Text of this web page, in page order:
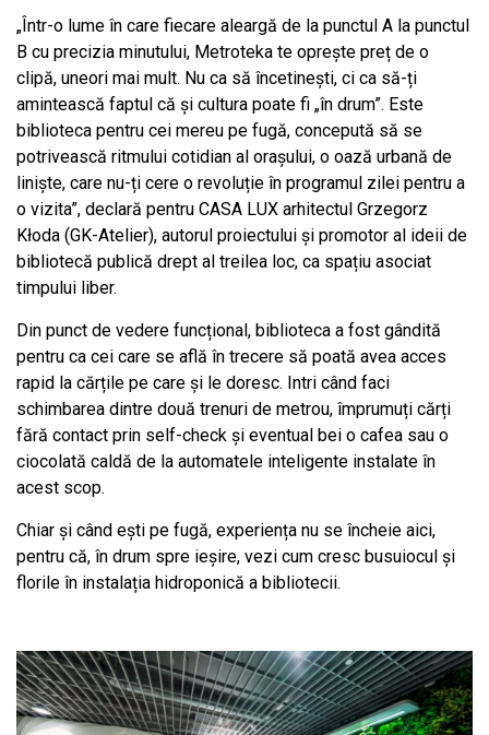
„Într-o lume în care fiecare aleargă de la punctul A la punctul
B cu precizia minutului, Metroteka te oprește preț de o
clipă, uneori mai mult. Nu ca să încetinești, ci ca să-ți
amintească faptul că și cultura poate fi „în drum”. Este
biblioteca pentru cei mereu pe fugă, concepută să se
potrivească ritmului cotidian al orașului, o oază urbană de
liniște, care nu-ți cere o revoluție în programul zilei pentru a
o vizita”, declară pentru CASA LUX arhitectul Grzegorz
Kłoda (GK-Atelier), autorul proiectului și promotor al ideii de
bibliotecă publică drept al treilea loc, ca spațiu asociat
timpului liber.
Din punct de vedere funcțional, biblioteca a fost gândită
pentru ca cei care se află în trecere să poată avea acces
rapid la cărțile pe care și le doresc. Intri când faci
schimbarea dintre două trenuri de metrou, împrumuți cărți
fără contact prin self-check și eventual bei o cafea sau o
ciocolată caldă de la automatele inteligente instalate în
acest scop.
Chiar și când ești pe fugă, experiența nu se încheie aici,
pentru că, în drum spre ieșire, vezi cum cresc busuiocul și
florile în instalația hidroponică a bibliotecii.